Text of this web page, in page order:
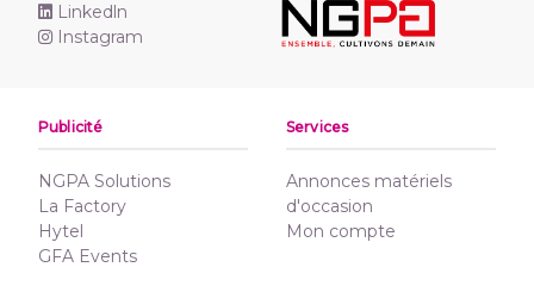
Linkedln
Instagram
Publicité
NGPA Solutions
La Factory
Hytel
GFA Events
Services
Annonces matériels
d'occasion
Mon compte